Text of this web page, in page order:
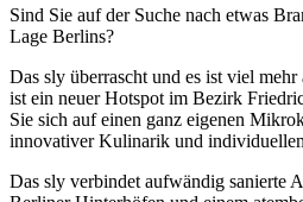
Sind Sie auf der Suche nach etwas
Lage Berlins?
Das sly überrascht und es ist viel
ist ein neuer Hotspot im Bezirk
Sie sich auf einen ganz eigenen
innovativer Kulinarik und
Das sly verbindet aufwändig sanierte